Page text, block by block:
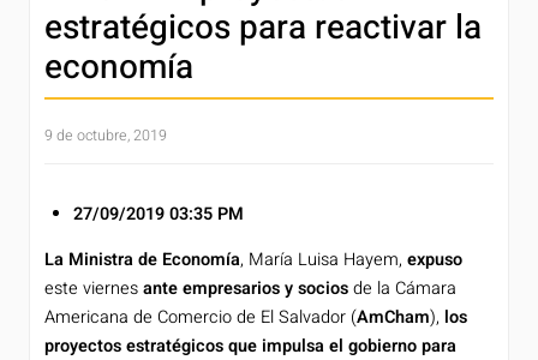
estratégicos para reactivar la
economía
9 de octubre, 2019
27/09/2019 03:35 PM
La Ministra de Economía, María Luisa Hayem, expuso
este viernesante empresarios y sociosde la Cámara
Americana de Comercio de El Salvador (AmCham), los
proyectos estratégicos que impulsa el gobierno para